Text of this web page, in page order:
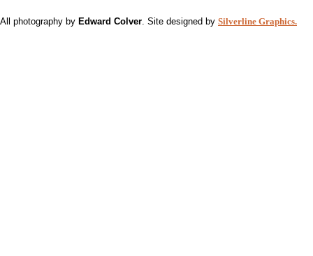
All photography by Edward Colver. Site designed by Silverline Graphics.